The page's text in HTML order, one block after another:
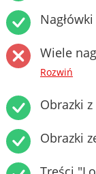
Wiele
Rozwiń
Obrazki
Obrazki